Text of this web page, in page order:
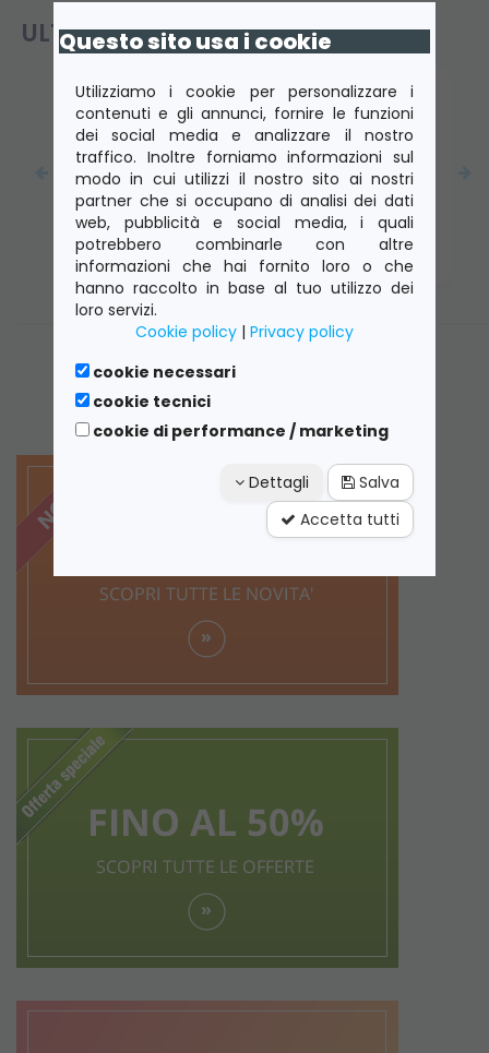
ULTIMI PRODOTTI VISTI
DELL Latitude 5520 Core I5-1135G7 2.4 Ghz
8GB 256GB M.2-2280 Webcam LCD UHD 15.6
Win 11 Pro - D1106262SP Grado C
Questo sito usa i cookie
Utilizziamo i cookie per personalizzare i
contenuti e gli annunci, fornire le funzioni
dei social media e analizzare il nostro
traffico. Inoltre forniamo informazioni sul
modo in cui utilizzi il nostro sito ai nostri
partner che si occupano di analisi dei dati
web, pubblicità e social media, i quali
potrebbero combinarle con altre
informazioni che hai fornito loro o che
hanno raccolto in base al tuo utilizzo dei
loro servizi.
Cookie policy | Privacy policy
cookie necessari
cookie tecnici
cookie di performance / marketing
Dettagli
Salva
Accetta tutti